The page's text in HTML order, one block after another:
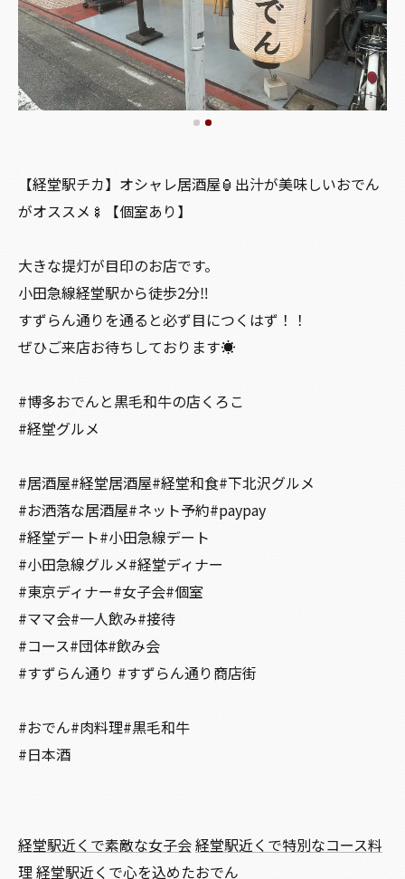
【経堂駅チカ】オシャレ居酒屋🏮出汁が美味しいおでん
がオススメ🍢【個室あり】
大きな提灯が目印のお店です。
小田急線経堂駅から徒歩2分‼️
すずらん通りを通ると必ず目につくはず！！
ぜひご来店お待ちしております☀️
#博多おでんと黒毛和牛の店くろこ
#経堂グルメ
#居酒屋#経堂居酒屋#経堂和食#下北沢グルメ
#お洒落な居酒屋#ネット予約#paypay
#経堂デート#小田急線デート
#小田急線グルメ#経堂ディナー
#東京ディナー#女子会#個室
#ママ会#一人飲み#接待
#コース#団体#飲み会
#すずらん通り #すずらん通り商店街
#おでん#肉料理#黒毛和牛
#日本酒
経堂駅近くで素敵な女子会経堂駅近くで特別なコース料
理経堂駅近くで心を込めたおでん